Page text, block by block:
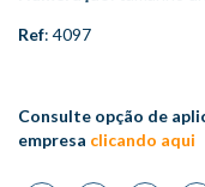
Ref: 4097
Consulte opção de
empresa clicando aqui